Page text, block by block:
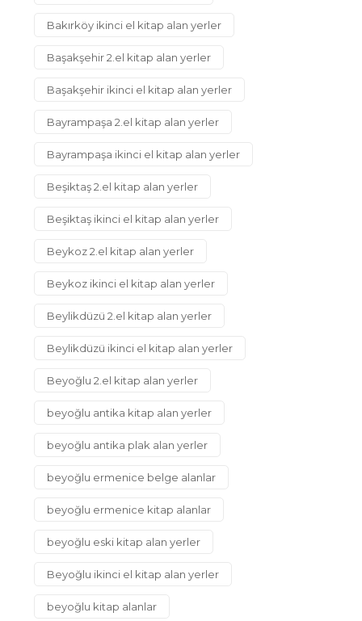
Bakırköy ikinci el kitap alan yerler
Başakşehir 2.el kitap alan yerler
Başakşehir ikinci el kitap alan yerler
Bayrampaşa 2.el kitap alan yerler
Bayrampaşa ikinci el kitap alan yerler
Beşiktaş 2.el kitap alan yerler
Beşiktaş ikinci el kitap alan yerler
Beykoz 2.el kitap alan yerler
Beykoz ikinci el kitap alan yerler
Beylikdüzü 2.el kitap alan yerler
Beylikdüzü ikinci el kitap alan yerler
Beyoğlu 2.el kitap alan yerler
beyoğlu antika kitap alan yerler
beyoğlu antika plak alan yerler
beyoğlu ermenice belge alanlar
beyoğlu ermenice kitap alanlar
beyoğlu eski kitap alan yerler
Beyoğlu ikinci el kitap alan yerler
beyoğlu kitap alanlar